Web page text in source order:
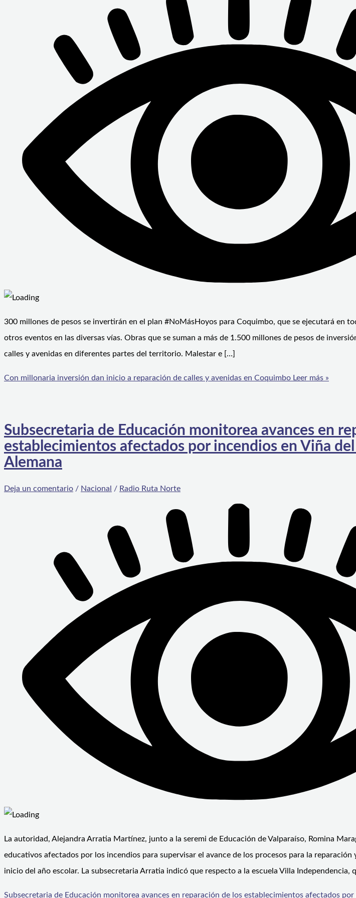
300 millones de pesos se invertirán en el plan #NoMásHoyos para Coquimbo, que se ejecutará en
otros eventos en las diversas vías. Obras que se suman a más de 1.500 millones de pesos de
calles y avenidas en diferentes partes del territorio. Malestar e […]
Con millonaria inversión dan inicio a reparación de calles y avenidas en Coquimbo Leer más »
Subsecretaria de Educación monitorea avances en
establecimientos afectados por incendios en Viña
Alemana
Deja un comentario / Nacional / Radio Ruta Norte
La autoridad, Alejandra Arratia Martínez, junto a la seremi de Educación de Valparaíso, Romina
educativos afectados por los incendios para supervisar el avance de los procesos para la reparación
inicio del año escolar. La subsecretaria Arratia indicó que respecto a la escuela Villa Independencia,
Subsecretaria de Educación monitorea avances en reparación de los establecimientos afectados